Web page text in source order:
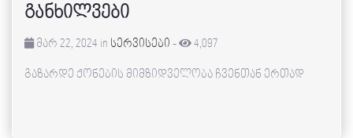
განხილვები
მარ 22, 2024 in სერვისები - 4,097
გაზარდე ქონების მიმზიდველობა ჩვენთან ერთად